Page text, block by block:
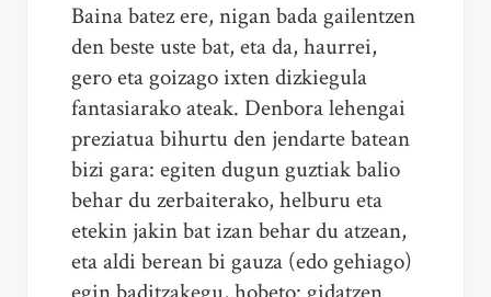
Baina batez ere, nigan bada gailentzen
den beste uste bat, eta da, haurrei,
gero eta goizago ixten dizkiegula
fantasiarako ateak. Denbora lehengai
preziatua bihurtu den jendarte batean
bizi gara: egiten dugun guztiak balio
behar du zerbaiterako, helburu eta
etekin jakin bat izan behar du atzean,
eta aldi berean bi gauza (edo gehiago)